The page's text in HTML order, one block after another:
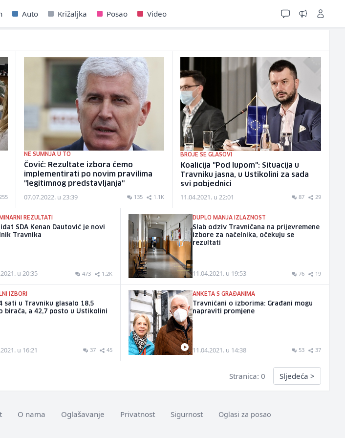
Auto Križaljka Posao Video
NE SUMNJA U TO
Čović: Rezultate izbora ćemo
implementirati po novim pravilima
"legitimnog predstavljanja"
07.07.2022. u 23:39 135 1.1K
BROJE SE GLASOVI
Koalicija "Pod lupom": Situacija u
Travniku jasna, u Ustikolini za sada
svi pobjednici
11.04.2021. u 22:01 87 29
REZULTATI
SDA Kenan Dautović je novi
Travnika
u 20:35 473 1.2K
DUPLO MANJA IZLAZNOST
Slab odziv Travničana na prijevremene
izbore za načelnika, očekuju se
rezultati
11.04.2021. u 19:53 76 19
IZBORI
sati u Travniku glasalo 18,5
birača, a 42,7 posto u Ustikolini
u 16:21 37 45
ANKETA S GRAĐANIMA
Travničani o izborima: Građani mogu
napraviti promjene
11.04.2021. u 14:38 53 37
Stranica: 0 Sljedeća >
O nama Oglašavanje Privatnost Sigurnost Oglasi za posao